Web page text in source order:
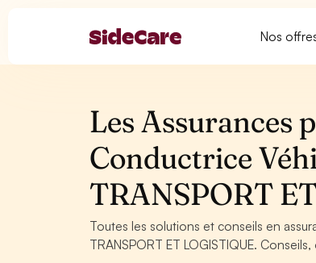
Nos
Les Assurances
Conductrice
TRANSPORT
Toutes les solutions et conseils en
TRANSPORT ET LOGISTIQUE.